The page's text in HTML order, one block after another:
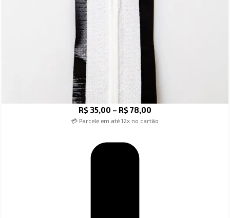
R$ 35,00 – R$78,00
💳 Parcele em até 12x no cartão